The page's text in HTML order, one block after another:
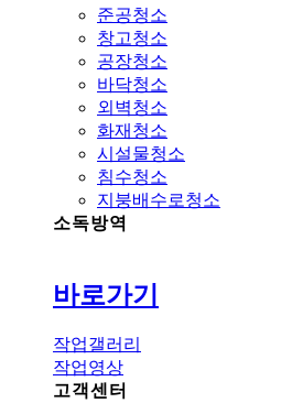
준공청소
창고청소
공장청소
바닥청소
외벽청소
화재청소
시설물청소
침수청소
지붕배수로청소
소독방역
바로가기
작업갤러리
작업영상
고객센터